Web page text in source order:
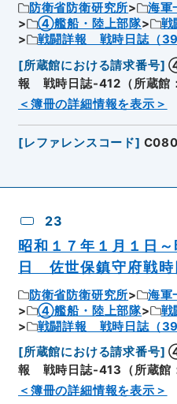
防衛省防衛研究所
海軍
④艦船・陸上部隊
戦
戦闘詳報 戦時日誌（
[所蔵館における請求番号]
報 戦時日誌-412（所蔵館
＜簿冊の詳細情報を表示＞
[レファレンスコード]
23
昭和１７年１月１日
日 佐世保鎮守府戦時
防衛省防衛研究所
海軍
④艦船・陸上部隊
戦
戦闘詳報 戦時日誌（
[所蔵館における請求番号]
報 戦時日誌-413（所蔵館
＜簿冊の詳細情報を表示＞